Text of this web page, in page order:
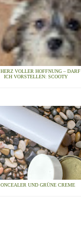
VOLLER HOFFNUNG – DARF
ICH VORSTELLEN: SCOOTY
UND GRÜNE CREME